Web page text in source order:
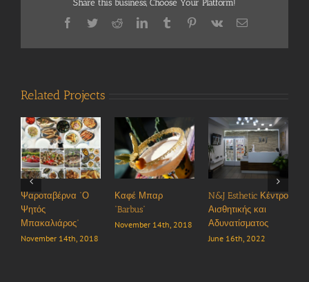
Share this business, Choose Your Platform!
Facebook
TwitterRedditLinkedInTumblr Pinterest
Vk Email
Related Projects
Ψαροταβέρνα “Ο
Ψητός
Μπακαλιάρος”
November 14th, 2018
Καφέ Μπαρ
“Barbus”
November 14th, 2018
N&J Esthetic Κέντρο
Αισθητικής και
Αδυνατίσματος
June 16th, 2022